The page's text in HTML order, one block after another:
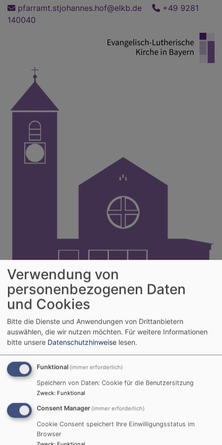
Direkt
zum
pfarramt.stjohannes.hof@elkb.de
+49 9281
140040
Kirchengemeinde Hof-St. Johannes
Hauptnavigation
Startseite
Weihnachtsfeier in der Abenteuerkita St.
Johannes
Weihnachtsfeier in
der Abenteuerkita St.
Verwendung von
personenbezogenen Daten
und Cookies
Bitte die Dienste und Anwendungen von Drittanbietern
auswählen, die wir nutzen möchten. Für weitere Informationen
bitte unsere Datenschutzhinweise lesen.
Funktional (immer erforderlich)
Speichern von Daten: Cookie für die Benutzersitzung
Zweck: Funktional
Consent Manager (immer erforderlich)
Cookie Consent speichert Ihre Einwilligungsstatus im
Browser